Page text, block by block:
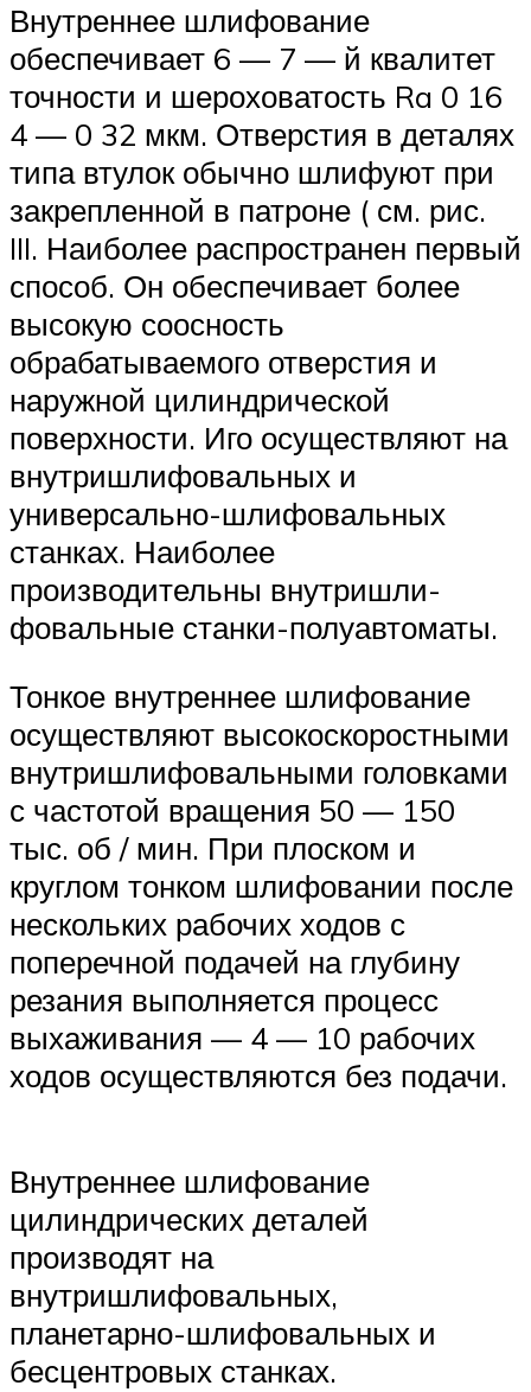
Внутреннее шлифование
обеспечивает 6 — 7 — й квалитет
точности и шероховатость Ra 0 16
4 — 0 32 мкм. Отверстия в деталях
типа втулок обычно шлифуют при
закрепленной в патроне ( см. рис.
III. Наиболее распространен первый
способ. Он обеспечивает более
высокую соосность
обрабатываемого отверстия и
наружной цилиндрической
поверхности. Иго осуществляют на
внутришлифовальных и
универсально-шлифовальных
станках. Наиболее
производительны внутришли-
фовальные станки-полуавтоматы.
Тонкое внутреннее шлифование
осуществляют высокоскоростными
внутришлифовальными головками
с частотой вращения 50 — 150
тыс. об / мин. При плоском и
круглом тонком шлифовании после
нескольких рабочих ходов с
поперечной подачей на глубину
резания выполняется процесс
выхаживания — 4 — 10 рабочих
ходов осуществляются без подачи.
Внутреннее шлифование
цилиндрических деталей
производят на
внутришлифовальных,
планетарно-шлифовальных и
бесцентровых станках.